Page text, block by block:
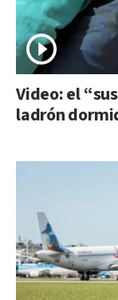
Video: el
ladrón